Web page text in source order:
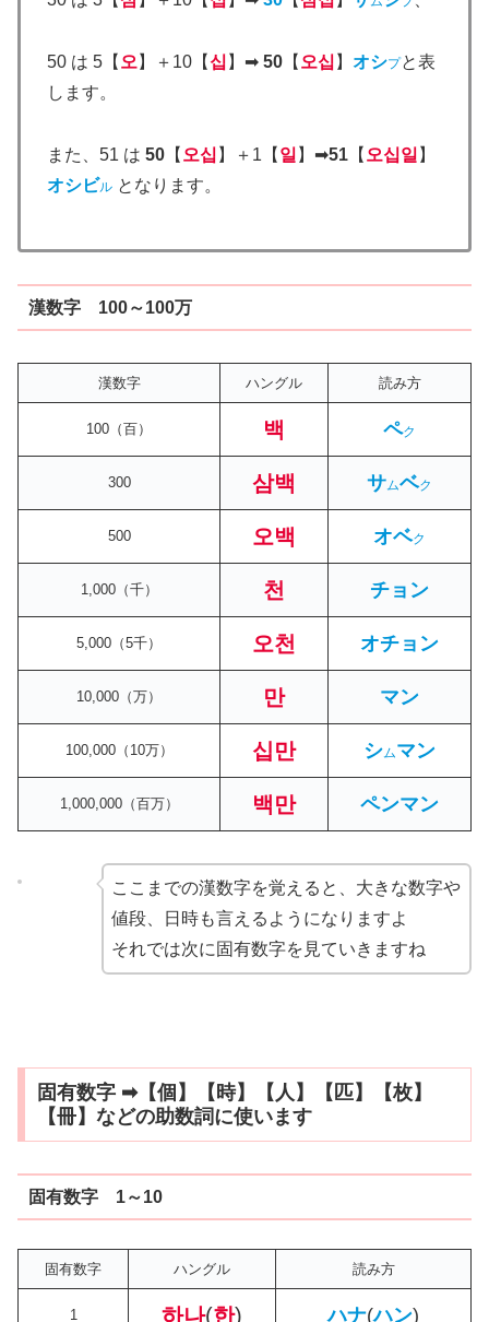
50 は 5【 오 】＋10【십 】➡ 50 【 오십 】 オシプと表
します。
また、51 は 50 【 오십 】＋1【 일 】➡51 【 오십일 】
オシビル となります。
漢数字 100～100万
漢数字 ハングル 読み方
100（百） 백 ペク
300 삼백 サムベク
500 오백 オベク
1,000（千） 천 チョン
5,000（5千） 오천 オチョン
10,000（万） 만 マン
100,000（10万） 십만 シムマン
1,000,000（百万） 백만 ペンマン
ここまでの漢数字を覚えると、大きな数字や
値段、日時も言えるようになりますよ
それでは次に固有数字を見ていきますね
固有数字 ➡【個】【時】【人】【匹】【枚】
【冊】などの助数詞に使います
固有数字 1～10
固有数字 ハングル 読み方
1 하나(한) ハナ(ハン)